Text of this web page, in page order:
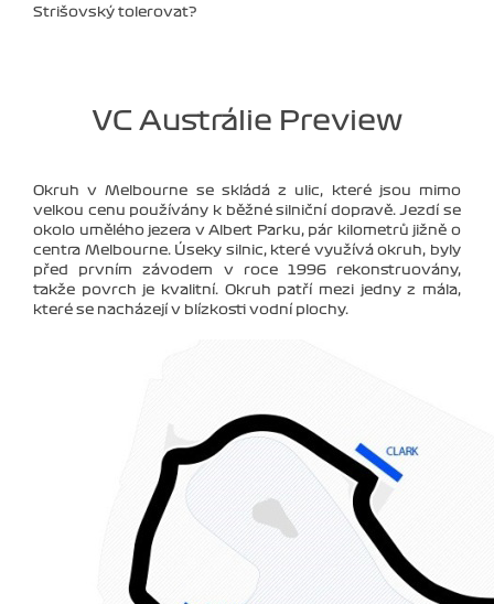
Strišovský tolerovat?
VC Austrálie Preview
Okruh v Melbourne se skládá z ulic, které jsou mimo
velkou cenu používány k běžné silniční dopravě. Jezdí se
okolo umělého jezera v Albert Parku, pár kilometrů jižně o
centra Melbourne. Úseky silnic, které využívá okruh, byly
před prvním závodem v roce 1996 rekonstruovány,
takže povrch je kvalitní. Okruh patří mezi jedny z mála,
které se nacházejí v blízkosti vodní plochy.